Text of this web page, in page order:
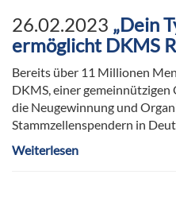
26.02.2023 „Dein
ermöglicht DKMS
Bereits über 11 Millionen
DKMS, einer
die Neugewinnung und
Stammzellenspendern in
Weiterlesen